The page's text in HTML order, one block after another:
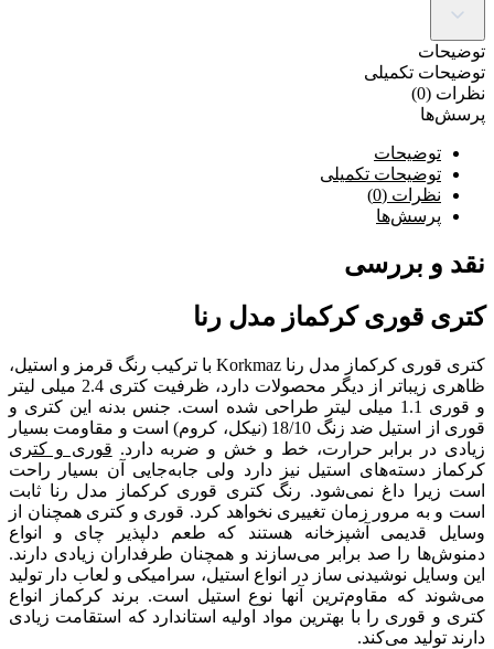
توضیحات
توضیحات تکمیلی
نظرات (0)
پرسش‌ها
توضیحات
توضیحات تکمیلی
نظرات (0)
پرسش‌ها
نقد و بررسی
کتری قوری کرکماز مدل رنا
کتری قوری کرکماز مدل رنا Korkmaz با ترکیب رنگ قرمز و استیل،
ظاهری زیباتر از دیگر محصولات دارد، ظرفیت کتری 2.4 میلی لیتر
و قوری 1.1 میلی لیتر طراحی شده است. جنس بدنه این کتری و
قوری از استیل ضد زنگ 18/10 (نیکل، کروم) است و مقاومت بسیار
زیادی در برابر حرارت، خط و خش و ضربه دارد. قوری و کتری
کرکماز دسته‌های استیل نیز دارد ولی جابه‌جایی آن بسیار راحت
است زیرا داغ نمی‌شود. رنگ کتری قوری کرکماز مدل رنا ثابت
است و به مرور زمان تغییری نخواهد کرد. قوری و کتری همچنان از
وسایل قدیمی آشپزخانه هستند که طعم دلپذیر چای و انواع
دمنوش‌ها را صد برابر می‌سازند و همچنان طرفداران زیادی دارند.
این وسایل نوشیدنی ساز در انواع استیل، سرامیکی و لعاب دار تولید
می‌شوند که مقاوم‌ترین آنها نوع استیل است. برند کرکماز انواع
کتری و قوری را با بهترین مواد اولیه استاندارد که استقامت زیادی
دارند تولید می‌کند.